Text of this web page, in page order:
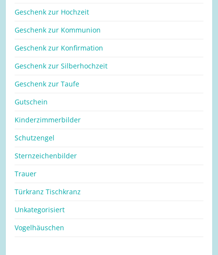
Geschenk zur Hochzeit
Geschenk zur Kommunion
Geschenk zur Konfirmation
Geschenk zur Silberhochzeit
Geschenk zur Taufe
Gutschein
Kinderzimmerbilder
Schutzengel
Sternzeichenbilder
Trauer
Türkranz Tischkranz
Unkategorisiert
Vogelhäuschen